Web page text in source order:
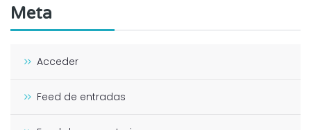
Meta
Acceder
Feed de entradas